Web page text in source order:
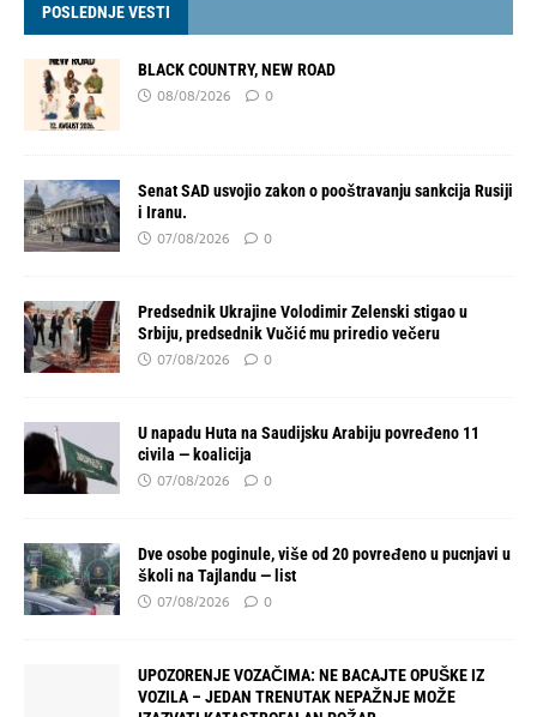
POSLEDNJE VESTI
BLACK COUNTRY, NEW ROAD
08/08/2026 0
Senat SAD usvojio zakon o pooštravanju sankcija Rusiji
i Iranu.
07/08/2026 0
Predsednik Ukrajine Volodimir Zelenski stigao u
Srbiju, predsednik Vučić mu priredio večeru
07/08/2026 0
U napadu Huta na Saudijsku Arabiju povređeno 11
civila — koalicija
07/08/2026 0
Dve osobe poginule, više od 20 povređeno u pucnjavi u
školi na Tajlandu — list
07/08/2026 0
UPOZORENJE VOZAČIMA: NE BACAJTE OPUŠKE IZ
VOZILA – JEDAN TRENUTAK NEPAŽNJE MOŽE